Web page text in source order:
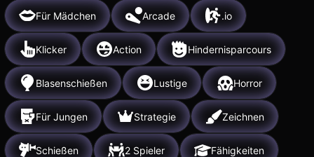
Für Mädchen Arcade .io
Klicker Action Hindernisparcours
Blasenschießen Lustige Horror
Für Jungen Strategie Zeichnen
Schießen 2 Spieler Fähigkeiten